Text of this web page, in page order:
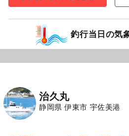
釣行当日の気
治久丸
静岡県 伊東市 宇佐美港